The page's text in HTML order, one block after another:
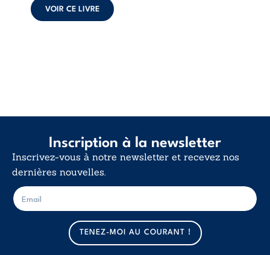
et la ...
VOIR CE LIVRE
Inscription à la newsletter
Inscrivez-vous à notre newsletter et recevez nos
dernières nouvelles.
m
a
i
l
E
-
m
TENEZ-MOI AU COURANT !